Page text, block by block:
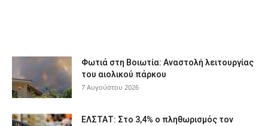
Φωτιά στη Βοιωτία: Αναστολή λειτουργίας
του αιολικού πάρκου
7 Αυγούστου 2026
ΕΛΣΤΑΤ: Στο 3,4% ο πληθωρισμός τον